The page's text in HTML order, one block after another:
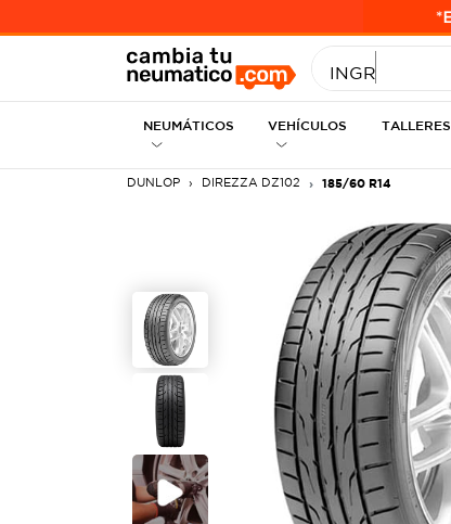
INGRESE
NEUMÁTICOS VEHÍCULOS TALLERES
DUNLOP DIREZZA DZ102 185/60 R14